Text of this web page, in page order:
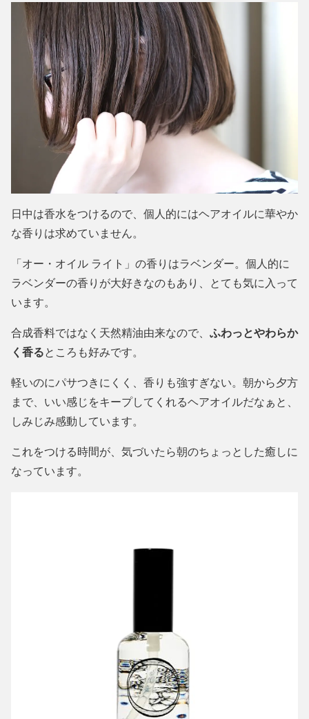
日中は香水をつけるので、個人的にはヘアオイルに華やか
な香りは求めていません。
「オー・オイル ライト」の香りはラベンダー。個人的に
ラベンダーの香りが大好きなのもあり、とても気に入って
います。
合成香料ではなく天然精油由来なので、 ふわっとやわらか
く香るところも好みです。
軽いのにパサつきにくく、香りも強すぎない。朝から夕方
まで、いい感じをキープしてくれるヘアオイルだなぁと、
しみじみ感動しています。
これをつける時間が、気づいたら朝のちょっとした癒しに
なっています。